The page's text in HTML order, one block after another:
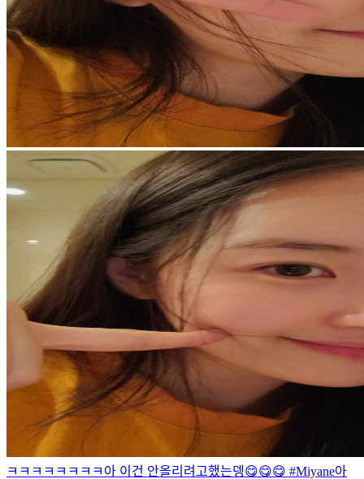
ㅋㅋㅋㅋㅋㅋㅋㅋ아 이건 안올리려고했는뎅😋😋😋 #Miyane아